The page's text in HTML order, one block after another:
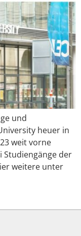
und
heuer in
weit vorne
Studiengänge der
weitere unter